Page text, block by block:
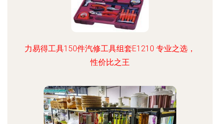
力易得工具150件汽修工具组套E1210 专业之选，
性价比之王